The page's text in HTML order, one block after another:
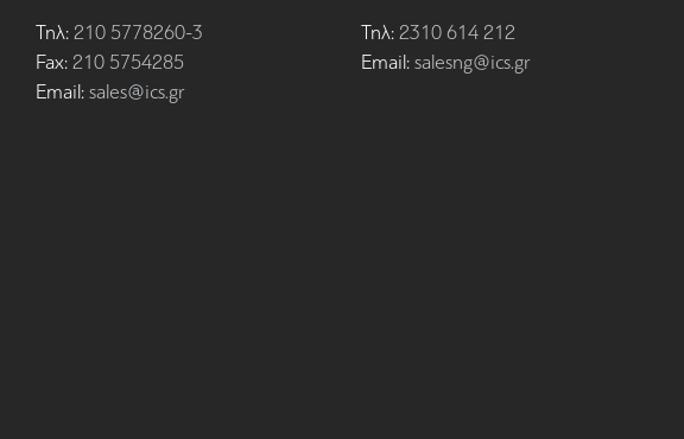
Τηλ: 210 5778260-3
Fax: 210 5754285
Email: sales@ics.gr
Τηλ: 2310 614 212
Email: salesng@ics.gr